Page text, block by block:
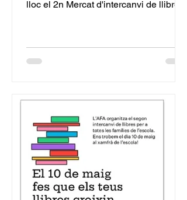
lloc el 2n Mercat d'intercanvi de llibres